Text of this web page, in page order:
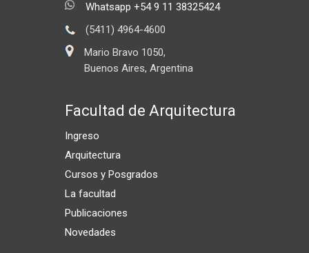
Whatsapp +54 9 11 38325424
(5411) 4964-4600
Mario Bravo 1050,
Buenos Aires, Argentina
Facultad de Arquitectura
Ingreso
Arquitectura
Cursos y Posgrados
La facultad
Publicaciones
Novedades